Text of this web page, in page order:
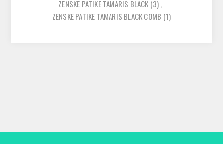
ZENSKE PATIKE TAMARIS BLACK (3) ,
ZENSKE PATIKE TAMARIS BLACK COMB (1)